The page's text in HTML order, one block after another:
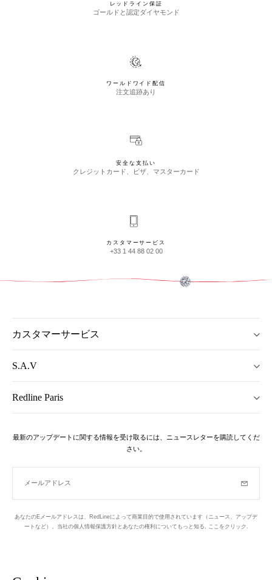
レッドライン保証
ゴールドと認定ダイヤモンド
ワールドワイド配信
注文追跡あり
安全な支払い
クレジットカード、ビザ、マスターカード
カスタマーサービス
+33 1 44 88 02 00
カスタマーサービス
S.A.V
Redline Paris
最新のアップデートに関する情報を受け取るには、ニュースレターを購読してくだ
さい。
メールアドレス
あなたのEメールアドレスは、RedLineによって商業目的で使用されています（ニュース、アップデ
ートなど）。当社の個人情報保護方針とあなたの権利についてもっと知る, ここをクリック.